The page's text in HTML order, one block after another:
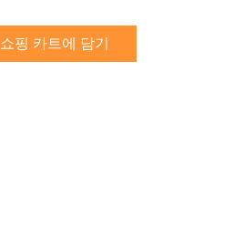
쇼핑 카트에 담기